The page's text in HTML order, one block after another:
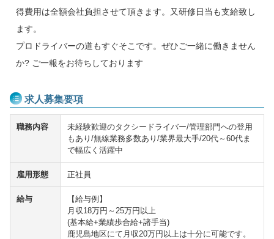
得費用は全額会社負担させて頂きます。又研修日当も支給致し
ます。
プロドライバーの道もすぐそこです。ぜひご一緒に働きません
か? ご一報をお待ちしております
求人募集要項
職務内容
未経験歓迎のタクシードライバー/管理部門への登用
もあり/無線業務多数あり/業界最大手/20代～60代ま
で幅広く活躍中
雇用形態 正社員
給与
【給与例】
月収18万円～25万円以上
(基本給+業績歩合給+諸手当)
鹿児島地区にて月収20万円以上は十分に可能です。